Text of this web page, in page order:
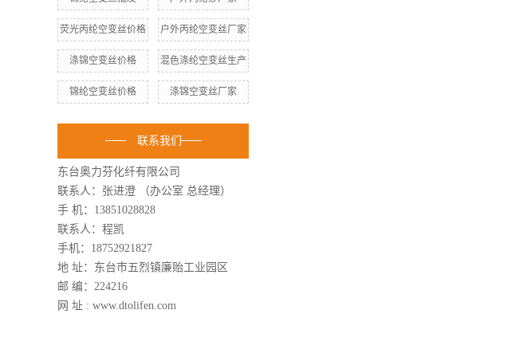
荧光丙纶空变丝价格 户外丙纶空变丝厂家
涤锦空变丝价格 混色涤纶空变丝生产
锦纶空变丝价格 涤锦空变丝厂家
联系我们
东台奥力芬化纤有限公司
联系人：张进澄 （办公室 总经理）
手 机：13851028828
联系人：程凯
手机：18752921827
地 址：东台市五烈镇廉贻工业园区
邮 编：224216
网 址 : www.dtolifen.com